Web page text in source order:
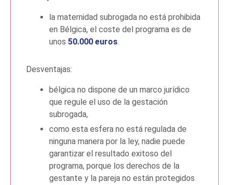
la maternidad subrogada no está prohibida
en Bélgica, el coste del programa es de
unos 50.000 euros.
Desventajas:
bélgica no dispone de un marco jurídico
que regule el uso de la gestación
subrogada,
como esta esfera no está regulada de
ninguna manera por la ley, nadie puede
garantizar el resultado exitoso del
programa, porque los derechos de la
gestante y la pareja no están protegidos